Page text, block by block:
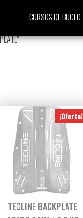
CURSOS DE BUCEO
¡Oferta!
TECLINE BACKPLATE